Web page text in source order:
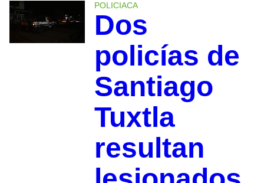
POLICIACA
Dos
policías de
Santiago
Tuxtla
resultan